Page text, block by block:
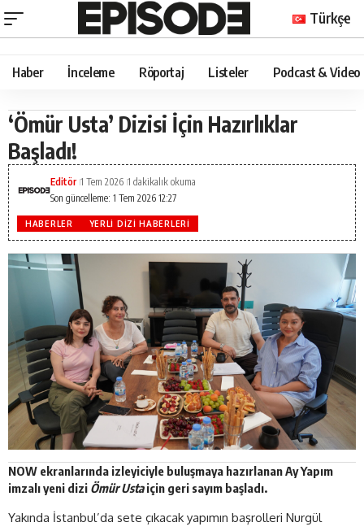
Türkçe
Haber İnceleme Röportaj Listeler Podcast & Video
‘Ömür Usta’ Dizisi İçin Hazırlıklar
Başladı!
Son güncelleme: 1 Tem 2026 12:27
Editör 1 Tem 2026 1 dakikalık okuma
HABERLER YERLI DIZI HABERLERI
NOW ekranlarında izleyiciyle buluşmaya hazırlanan Ay Yapım
imzalı yeni dizi Ömür Ustaiçin geri sayım başladı.
Yakında İstanbul’da sete çıkacak yapımın başrolleri Nurgül